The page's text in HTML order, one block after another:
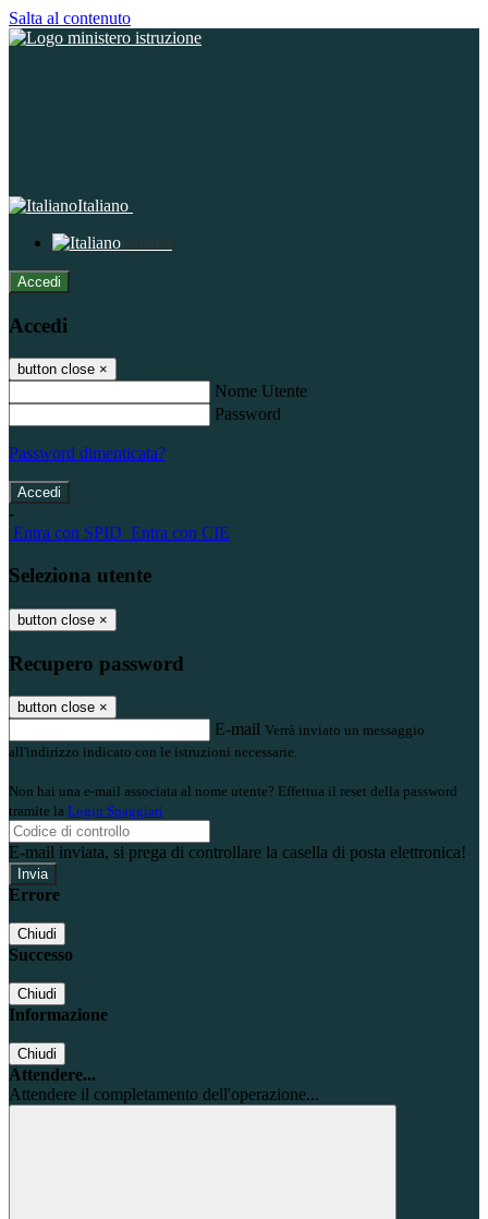
Salta al contenuto
Italiano
Italiano
Accedi
Accedi
button close ×
Nome Utente
Password
Password dimenticata?
-
Entra con SPID Entra con CIE
Seleziona utente
button close ×
Recupero password
button close ×
E-mail Verrà inviato un messaggio
all'indirizzo indicato con le istruzioni necessarie.
Non hai una e-mail associata al nome utente? Effettua il reset della password
tramite la Login Spaggiari
E-mail inviata, si prega di controllare la casella di posta elettronica!
Errore
Chiudi
Successo
Chiudi
Informazione
Chiudi
Attendere...
Attendere il completamento dell'operazione...